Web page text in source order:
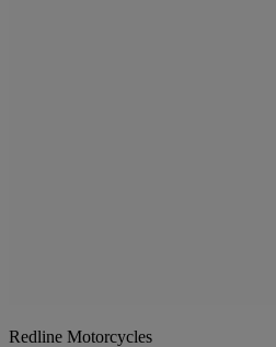
Redline Motorcycles